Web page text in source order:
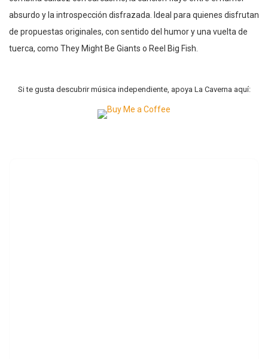
absurdo y la introspección disfrazada. Ideal para quienes disfrutan
de propuestas originales, con sentido del humor y una vuelta de
tuerca, como They Might Be Giants o Reel Big Fish.
Si te gusta descubrir música independiente, apoya La Caverna aquí: